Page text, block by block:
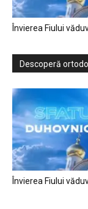
Învierea Fiului
Descoperă
Învierea Fiului